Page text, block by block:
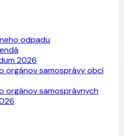
odpadu
2026
orgánov samosprávy obcí
orgánov samosprávnych